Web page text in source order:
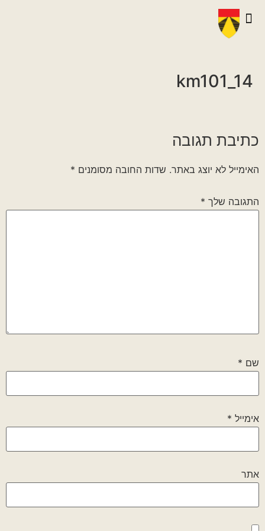
km101_14
כתיבת תגובה
האימייל לא יוצג באתר. שדות החובה מסומנים *
התגובה שלך *
שם *
אימייל *
אתר